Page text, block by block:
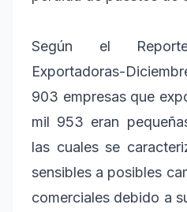
Según el
Exportadoras-
903 empresas que
mil 953 eran
las cuales se
sensibles a posibles
comerciales debido a